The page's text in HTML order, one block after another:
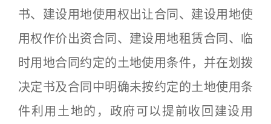
书、建设用地使用权出让合同、建设用地使
用权作价出资合同、建设用地租赁合同、临
时用地合同约定的土地使用条件，并在划拨
决定书及合同中明确未按约定的土地使用条
件利用土地的，政府可以提前收回建设用